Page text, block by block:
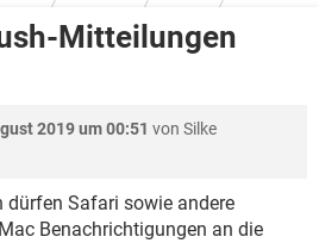
INSTAGRAM
STREAMING
IOS
TIKTOK
TIKTOK
HARDWARE
STREAMING
INSTAGRAM
STREAMING
IOS
Mitteilungen
2019 um 00:51 von Silke
dürfen Safari sowie andere
Benachrichtigungen an die